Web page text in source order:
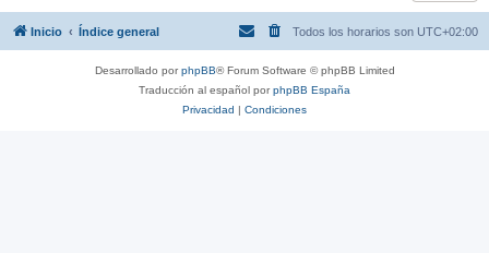
Inicio Índice general Todos los horarios son UTC+02:00
Desarrollado porphpBB® Forum Software © phpBB Limited
Traducción al español porphpBB España
Privacidad | Condiciones